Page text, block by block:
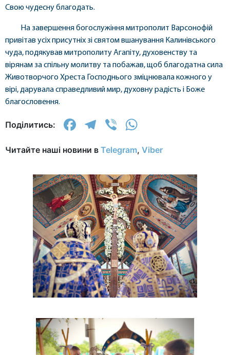
Свою чудесну благодать.
На завершення богослужіння митрополит Варсонофій
привітав усіх присутніх зі святом вшанування Калинівського
чуда, подякував митрополиту Агапіту, духовенству та
вірянам за спільну молитву та побажав, щоб благодатна сила
Животворчого Хреста Господнього зміцнювала кожного у
вірі, дарувала справедливий мир, духовну радість і Боже
благословення.
Поділитись: Facebook
Telegram
Viber
Читайте наші новини в Telegram, Viber